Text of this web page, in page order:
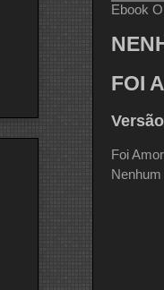
Ebook
FOI
Foi